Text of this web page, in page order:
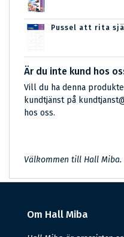
Pussel att rita
Är du inte kund hos
Vill du ha denna
kundtjänst på
hos oss.
Välkommen till Hall Miba.
Om Hall Miba